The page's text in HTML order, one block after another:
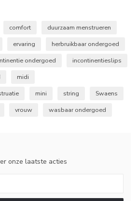
comfort
duurzaam menstrueren
ervaring
herbruikbaar ondergoed
ondergoed
incontinentieslips
midi
mini string
Swaens
vrouw wasbaar ondergoed
onze laatste acties